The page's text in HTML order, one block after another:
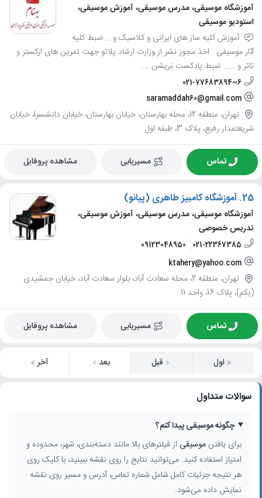
آموزشگاه موسیقی، مدرس موسیقی، آموزش موسیقی،
استودیو موسیقی
آموزش کلیه ساز های ایرانی و کلاسیک و... ضبط کلیه
آثار موسیقی . اخذ مجوز نشر از وزارت ارشاد پلاتو جهت تمرین های ارکستر و
تاتر و ..... ضبط پادکست نریشن ...
021-77683894~6
saramaddah60@gmail.com
تهران، منطقه 12، محله بهارستان، خیابان بهارستان، خیابان دانشسرا، خیابان
شریعتمدار رفیع، پلاک 3، طبقه اول
تماس مسیریابی مشاهده پروفایل
25. آموزشگاه کامبیز طاهری (پیانو)
آموزشگاه موسیقی، مدرس موسیقی، آموزش موسیقی،
تدریس خصوصی
021-22367385
09123048950
ktahery@yahoo.com
تهران، منطقه 2، محله سعادت آباد، بلوار سعادت آباد، خیابان جمشیدی
(یکم)، پلاک 16، واحد 11
تماس مسیریابی مشاهده پروفایل
اول قبل بعد آخر
سوالات متداول
چگونه موسیقی پیدا کنم؟
برای یافتنموسیقی از فیلترهای بالا مانند دسته‌بندی، شهر، محدوده و
امتیاز استفاده کنید. می‌توانید نتایج را روی نقشه ببینید، با کلیک روی
هر نتیجه جزئیات کامل شامل شماره تماس، آدرس و مسیر روی نقشه
نمایش داده می‌شود.